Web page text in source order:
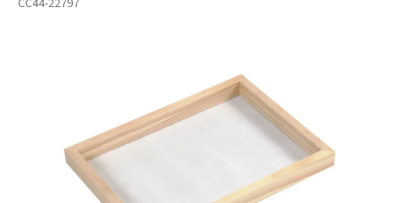
CC44-22797